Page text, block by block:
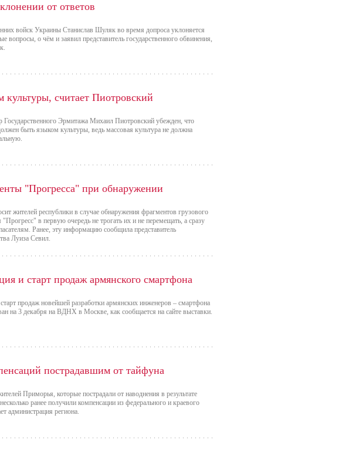
от ответов
войск Украины Станислав Шуляк во время допроса уклоняется
вопросы, о чём и заявил представитель государственного обвинения,
считает Пиотровский
Государственного Эрмитажа Михаил Пиотровский убежден, что
быть языком культуры, ведь массовая культура не должна
"Прогресса" при обнаружении
жителей республики в случае обнаружения фрагментов грузового
"Прогресс" в первую очередь не трогать их и не перемещать, а сразу
Ранее, эту информацию сообщила представитель
Луиза Севил.
и старт продаж армянского смартфона
продаж новейшей разработки армянских инженеров – смартфона
на 3 декабря на ВДНХ в Москве, как сообщается на сайте выставки.
пострадавшим от тайфуна
Приморья, которые пострадали от наводнения в результате
ранее получили компенсации из федерального и краевого
администрация региона.